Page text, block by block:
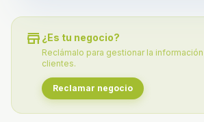
store ¿Es tu negocio?
Reclámalo para gestionar la
clientes.
Reclamar negocio